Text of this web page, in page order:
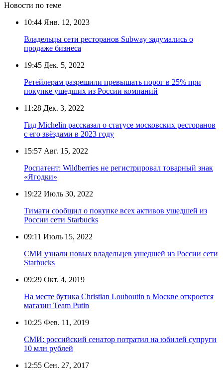
Новости по теме
10:44 Янв. 12, 2023
Владельцы сети ресторанов Subway задумались о
продаже бизнеса
19:45 Дек. 5, 2022
Ретейлерам разрешили превышать порог в 25% при
покупке ушедших из России компаний
11:28 Дек. 3, 2022
Гид Michelin рассказал о статусе московских ресторанов
с его звёздами в 2023 году
15:57 Авг. 15, 2022
Роспатент: Wildberries не регистрировал товарный знак
«Ягодки»
19:22 Июль 30, 2022
Тимати сообщил о покупке всех активов ушедшей из
России сети Starbucks
09:11 Июль 15, 2022
СМИ узнали новых владельцев ушедшей из России сети
Starbucks
09:29 Окт. 4, 2019
На месте бутика Christian Louboutin в Москве откроется
магазин Team Putin
10:25 Фев. 11, 2019
СМИ: российский сенатор потратил на юбилей супруги
10 млн рублей
12:55 Сен. 27, 2017